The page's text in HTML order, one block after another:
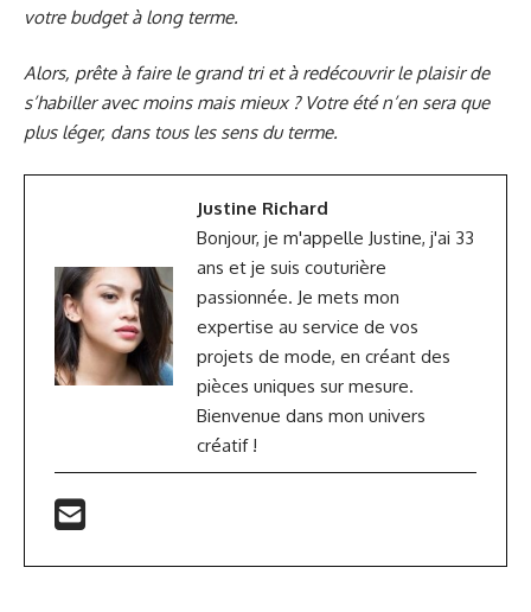
votre budget à long terme.
Alors, prête à faire le grand tri et à redécouvrir le plaisir de
s’habiller avec moins mais mieux ? Votre été n’en sera que
plus léger, dans tous les sens du terme.
Justine Richard
Bonjour, je m'appelle Justine, j'ai 33
ans et je suis couturière
passionnée. Je mets mon
expertise au service de vos
projets de mode, en créant des
pièces uniques sur mesure.
Bienvenue dans mon univers
créatif !